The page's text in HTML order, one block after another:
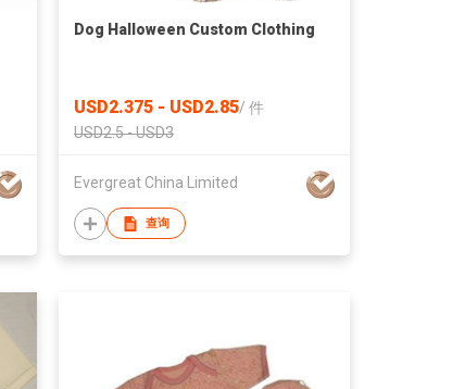
Dog Halloween Custom Clothing
USD2.375 - USD2.85/ 件
USD2.5 - USD3
Evergreat China Limited
查询